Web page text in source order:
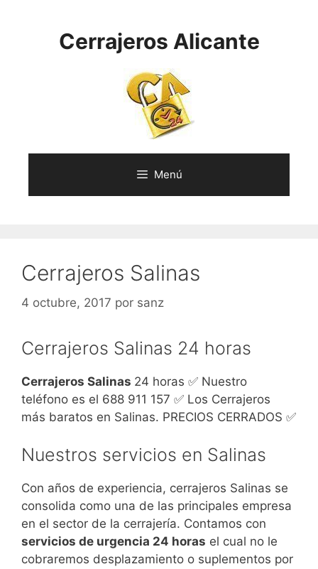
Cerrajeros Alicante
Menú
Cerrajeros Salinas
4 octubre, 2017 por sanz
Cerrajeros Salinas 24 horas
Cerrajeros Salinas 24 horas ✅ Nuestro
teléfono es el 688 911 157 ✅ Los Cerrajeros
más baratos en Salinas. PRECIOS CERRADOS ✅
Nuestros servicios en Salinas
Con años de experiencia, cerrajeros Salinas se
consolida como una de las principales empresa
en el sector de la cerrajería. Contamos con
servicios de urgencia 24 horas el cual no le
cobraremos desplazamiento o suplementos por